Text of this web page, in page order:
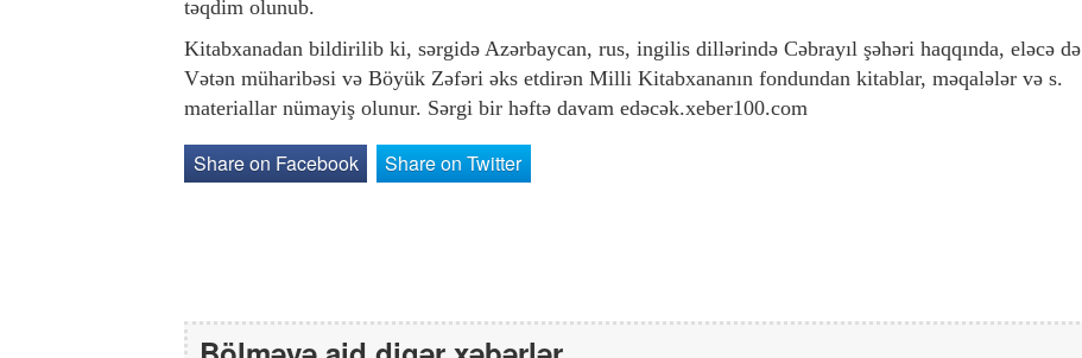
təqdim olunub.
Kitabxanadan bildirilib ki, sərgidə Azərbaycan, rus, ingilis dillərində Cəbrayıl şəhəri haqqında, eləcə də
Vətən müharibəsi və Böyük Zəfəri əks etdirən Milli Kitabxananın fondundan kitablar, məqalələr və s.
materiallar nümayiş olunur. Sərgi bir həftə davam edəcək.xeber100.com
Share on Facebook Share on Twitter